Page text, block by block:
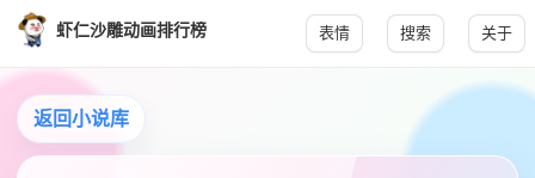
虾仁沙雕动画排行榜 表情 搜索 关于
返回小说库